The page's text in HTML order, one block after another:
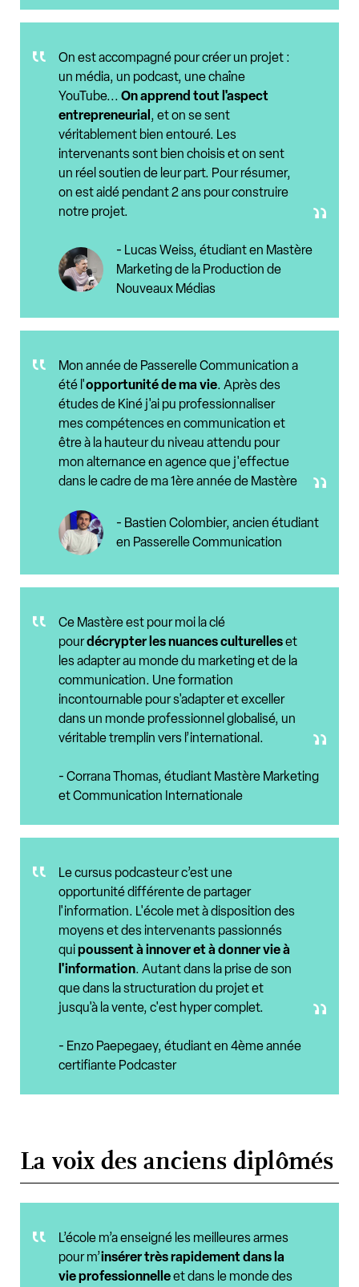
On est accompagné pour créer un projet :
un média, un podcast, une chaîne
YouTube... On apprend tout l'aspect
entrepreneurial , et on se sent
véritablement bien entouré. Les
intervenants sont bien choisis et on sent
un réel soutien de leur part. Pour résumer,
on est aidé pendant 2 ans pour construire
notre projet.
- Lucas Weiss, étudiant en Mastère
Marketing de la Production de
Nouveaux Médias
Mon année de Passerelle Communication a
été l'opportunité de ma vie. Après des
études de Kiné j'ai pu professionnaliser
mes compétences en communication et
être à la hauteur du niveau attendu pour
mon alternance en agence que j'effectue
dans le cadre de ma 1ère année de Mastère
- Bastien Colombier, ancien étudiant
en Passerelle Communication
Ce Mastère est pour moi la clé
pourdécrypter les nuances culturelleset
les adapter au monde du marketing et de la
communication. Une formation
incontournable pour s'adapter et exceller
dans un monde professionnel globalisé, un
véritable tremplin vers l’international.
- Corrana Thomas, étudiant Mastère Marketing
et Communication Internationale
Le cursus podcasteur c’est une
opportunité différente de partager
l'information. L'école met à disposition des
moyens et des intervenants passionnés
quipoussent à innover et à donner vie à
l'information. Autant dans la prise de son
que dans la structuration du projet et
jusqu'à la vente, c'est hyper complet.
- Enzo Paepegaey, étudiant en 4ème année
certifiante Podcaster
La voix des anciens diplômés
L’école m’a enseigné les meilleures armes
pour m’insérer très rapidement dans la
vie professionnelleet dans le monde des